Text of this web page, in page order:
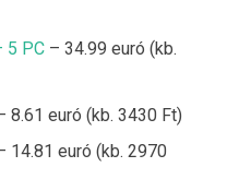
5 PC – 34.99 euró (kb.
8.61 euró (kb. 3430 Ft)
14.81 euró (kb. 2970